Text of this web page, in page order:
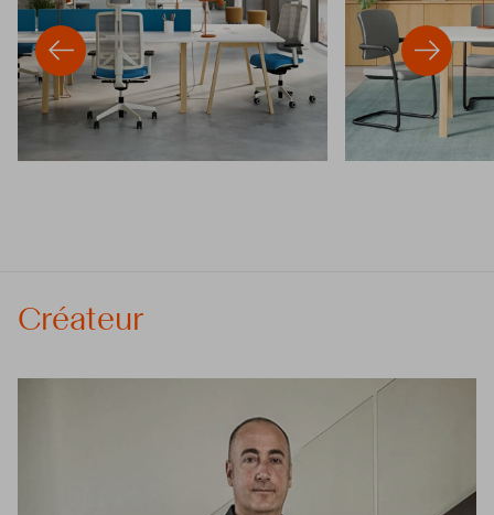
Créateur